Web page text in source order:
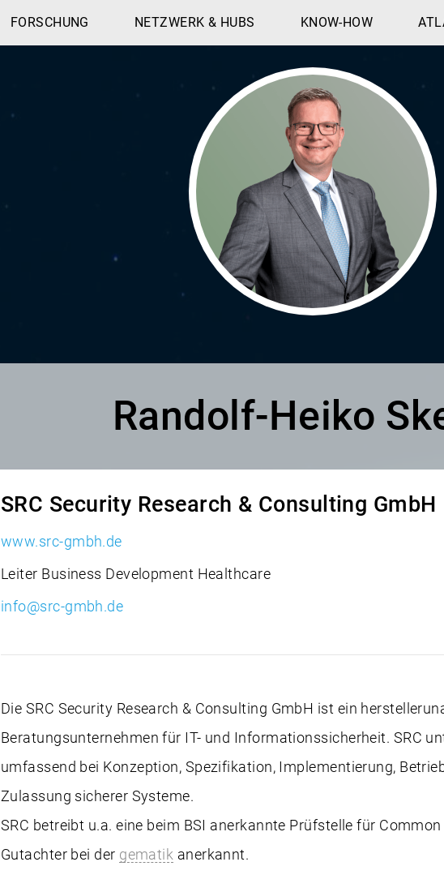
FORSCHUNG NETZWERK & HUBS KNOW-HOW
Randolf-Heiko
SRC Security Research & Consulting GmbH
www.src-gmbh.de
Leiter Business Development Healthcare
info@src-gmbh.de
Die SRC Security Research & Consulting GmbH ist ein
Beratungsunternehmen für IT- und Informationssicherheit. SRC
umfassend bei Konzeption, Spezifikation, Implementierung,
Zulassung sicherer Systeme.
SRC betreibt u.a. eine beim BSI anerkannte Prüfstelle für
Gutachter bei der gematik anerkannt.